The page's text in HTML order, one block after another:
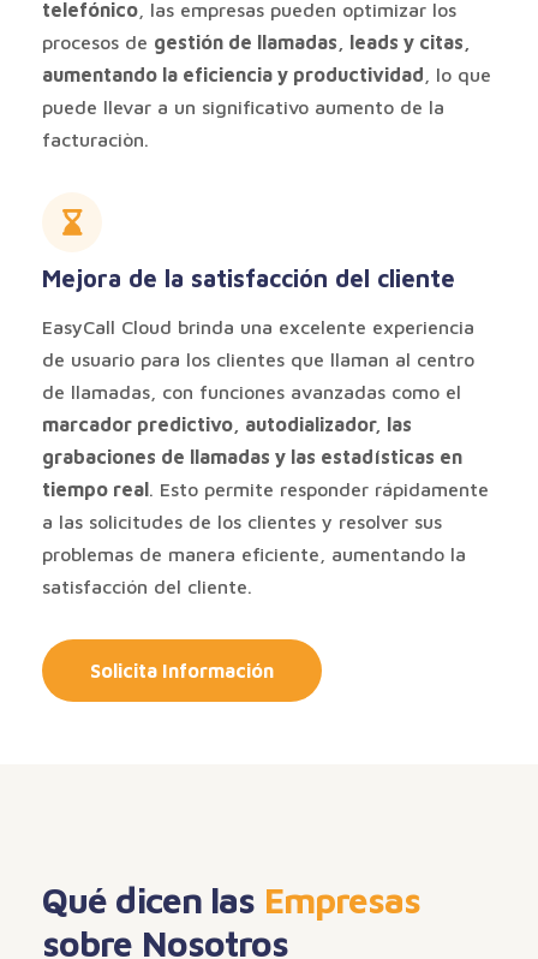
telefónico , las empresas pueden optimizar los
procesos de gestión de llamadas, leads y citas,
aumentando la eficiencia y productividad , lo que
puede llevar a un significativo aumento de la
facturaciòn.
Mejora de la satisfacción del cliente
EasyCall Cloud brinda una excelente experiencia
de usuario para los clientes que llaman al centro
de llamadas, con funciones avanzadas como el
marcador predictivo, autodializador, las
grabaciones de llamadas y las estadísticas en
tiempo real . Esto permite responder rápidamente
a las solicitudes de los clientes y resolver sus
problemas de manera eficiente, aumentando la
satisfacción del cliente.
Solicita Información
Qué dicen las Empresas
sobre Nosotros